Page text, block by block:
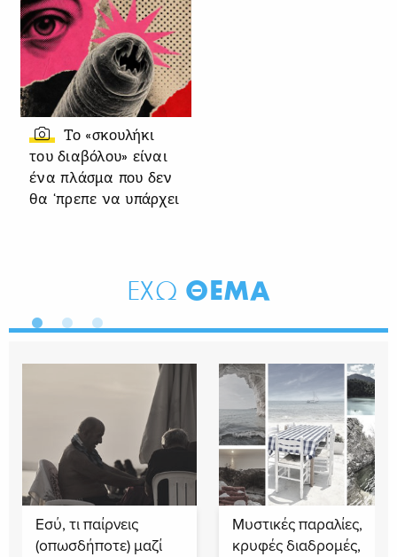
Το «σκουλήκι
του διαβόλου» είναι
ένα πλάσμα που δεν
θα ‘πρεπε να υπάρχει
ΕΧΩ ΘΕΜΑ
Εσύ, τι παίρνεις
(οπωσδήποτε) μαζί
Μυστικές παραλίες,
κρυφές διαδρομές,